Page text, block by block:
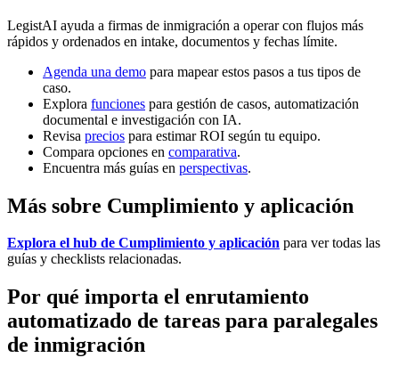
LegistAI ayuda a firmas de inmigración a operar con flujos más
rápidos y ordenados en intake, documentos y fechas límite.
Agenda una demo para mapear estos pasos a tus tipos de
caso.
Explora funciones para gestión de casos, automatización
documental e investigación con IA.
Revisa precios para estimar ROI según tu equipo.
Compara opciones en comparativa.
Encuentra más guías en perspectivas.
Más sobre Cumplimiento y aplicación
Explora el hub de Cumplimiento y aplicación para ver todas las
guías y checklists relacionadas.
Por qué importa el enrutamiento
automatizado de tareas para paralegales
de inmigración